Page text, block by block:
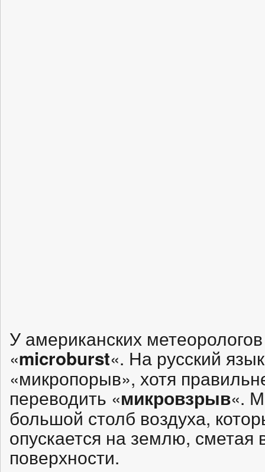
У американских
«microburst«. На русский
«микропорыв», хотя
переводить «микровзрыв«.
большой столб воздуха,
опускается на землю, сметая
поверхности.